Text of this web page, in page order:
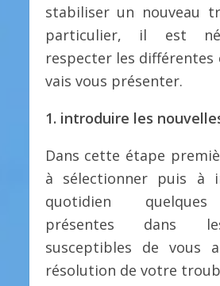
stabiliser un nouveau
particulier, il est
respecter les différentes
vais vous présenter.
1. introduire les
Dans cette étape
à sélectionner puis à
quotidien
présentes dans
susceptibles de vous
résolution de votre